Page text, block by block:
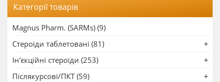
Категорії товарів
Magnus Pharm. (SARMs) (9)
Стероїди таблетовані (81)
Ін'єкційні стероїди (253)
Післякурсові/ПКТ (59)